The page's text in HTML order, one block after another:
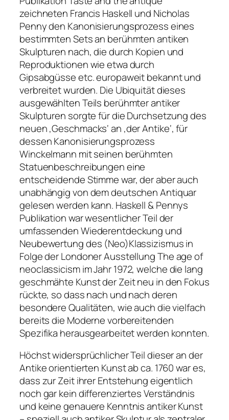
zeichneten Francis Haskell und Nicholas
Penny den Kanonisierungsprozess eines
bestimmten Sets an berühmten antiken
Skulpturen nach, die durch Kopien und
Reproduktionen wie etwa durch
Gipsabgüsse etc. europaweit bekannt und
verbreitet wurden. Die Ubiquität dieses
ausgewählten Teils berühmter antiker
Skulpturen sorgte für die Durchsetzung des
neuen ‚Geschmacks‘ an ‚der Antike‘, für
dessen Kanonisierungsprozess
Winckelmann mit seinen berühmten
Statuenbeschreibungen eine
entscheidende Stimme war, der aber auch
unabhängig von dem deutschen Antiquar
gelesen werden kann. Haskell & Pennys
Publikation war wesentlicher Teil der
umfassenden Wiederentdeckung und
Neubewertung des (Neo)Klassizismus in
Folge der Londoner AusstellungThe age of
neoclassicismim Jahr 1972, welche die lang
geschmähte Kunst der Zeit neu in den Fokus
rückte, so dass nach und nach deren
besondere Qualitäten, wie auch die vielfach
bereits die Moderne vorbereitenden
Spezifika herausgearbeitet werden konnten.
Höchst widersprüchlicher Teil dieser an der
Antike orientierten Kunst ab ca. 1760 war es,
dass zur Zeit ihrer Entstehung eigentlich
noch gar kein differenziertes Verständnis
und keine genauere Kenntnis antiker Kunst